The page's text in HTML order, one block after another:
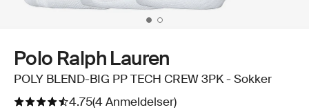
Polo Ralph Lauren
POLY BLEND-BIG PP TECH CREW 3PK - Sokker
4.75(4 Anmeldelser)